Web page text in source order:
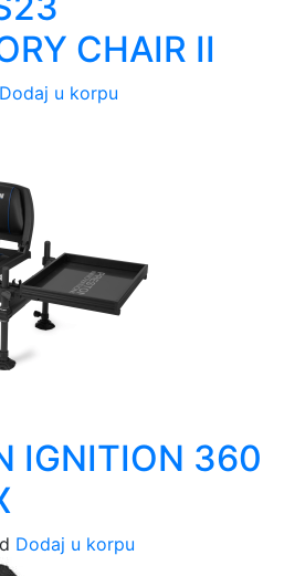
CHAIR II
Dodaj u korpu
IGNITION 360
Dodaj u korpu